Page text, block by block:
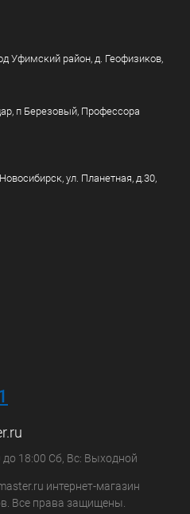
Уфимский район, д. Геофизиков,
п Березовый, Профессора
ул. Планетная, д.30,
18:00 Сб, Вс: Выходной
интернет-магазин
Все права защищены.